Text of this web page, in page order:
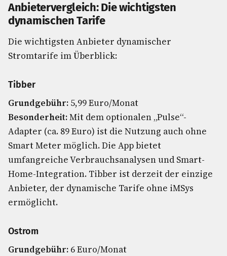
Anbietervergleich: Die wichtigsten
dynamischen Tarife
Die wichtigsten Anbieter dynamischer
Stromtarife im Überblick:
Tibber
Grundgebühr: 5,99 Euro/Monat
Besonderheit:Mit dem optionalen „Pulse“-
Adapter (ca. 89 Euro) ist die Nutzung auch ohne
Smart Meter möglich. Die App bietet
umfangreiche Verbrauchsanalysen und Smart-
Home-Integration. Tibber ist derzeit der einzige
Anbieter, der dynamische Tarife ohne iMSys
ermöglicht.
Ostrom
Grundgebühr: 6 Euro/Monat